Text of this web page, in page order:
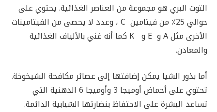
التوت البري هو مجموعة من العناصر الغذائية. يحتوي على
حوالي 25٪ من فيتامين C ، وعدد لا يحصى من الفيتامينات
الأخرى مثل A و E و K كما أنه غني بالألياف الغذائية
والمعادن.
أما بذور الشيا يمكن إضافتها إلى عصائر مكافحة الشيخوخة.
تحتوي على أحماض أوميجا 3 وأوميجا 6 الدهنية التي
تساعد البشرة على الاحتفاظ بنضارتها الشبابية الدائمة.